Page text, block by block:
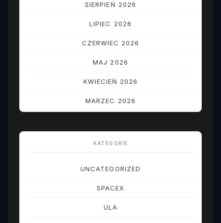
SIERPIEŃ 2026
LIPIEC 2026
CZERWIEC 2026
MAJ 2026
KWIECIEŃ 2026
MARZEC 2026
STYCZEŃ 2026
KATEGORIE
UNCATEGORIZED
SPACEX
ULA